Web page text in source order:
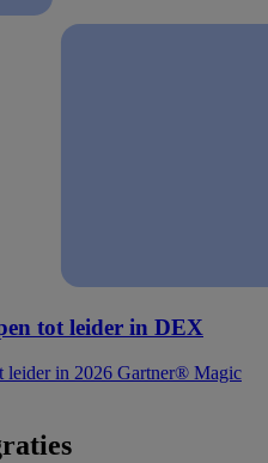
tot leider in DEX
leider in 2026 Gartner® Magic